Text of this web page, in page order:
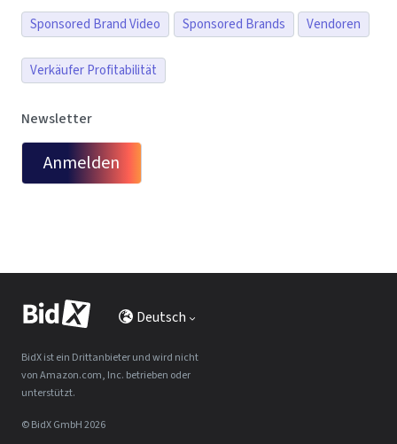
Sponsored Brand Video Sponsored Brands Vendoren
Verkäufer Profitabilität
Newsletter
Anmelden
Deutsch
BidX ist ein Drittanbieter und wird nicht
von Amazon.com, Inc. betrieben oder
unterstützt.
© BidX GmbH 2026